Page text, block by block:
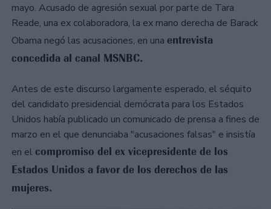
mayo. Acusado de agresión sexual por parte de Tara
Reade, una ex colaboradora, la ex mano derecha de Barack
Obama negó las acusaciones, en una entrevista
concedida al canal MSNBC.
Antes de este discurso largamente esperado, el séquito
del candidato presidencial demócrata para los Estados
Unidos había publicado un comunicado de prensa a fines de
marzo en el que denunciaba "acusaciones falsas" e insistía
en el compromiso del ex vicepresidente de los
Estados Unidos a favor de los derechos de las
mujeres.